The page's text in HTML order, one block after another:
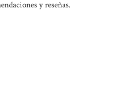
y reseñas.